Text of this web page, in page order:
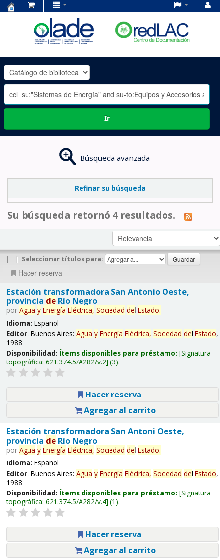
OLADE
-
Ir
Búsqueda avanzada
Refinar su búsqueda
Su búsqueda retornó 4 resultados.
| | Seleccionar títulos para:
Hacer reserva
Estación transformadora San Antonio Oeste,
provincia deRío Negro
por Agua y Energía Eléctrica, Sociedad del Estado.
Idioma: Español
Editor: Buenos Aires: Agua y Energía Eléctrica, Sociedad del Estado,
1988
Disponibilidad: Ítems disponibles para préstamo: Signatura
topográfica: 621.374.5/A282/v.2 (3).
Hacer reserva
Agregar al carrito
Estación transformadora San Antoni Oeste,
provincia deRío Negro
por Agua y Energía Eléctrica, Sociedad del Estado.
Idioma: Español
Editor: Buenos Aires: Agua y Energía Eléctrica, Sociedad del Estado,
1988
Disponibilidad: Ítems disponibles para préstamo: Signatura
topográfica: 621.374.5/A282/v.4 (1).
Hacer reserva
Agregar al carrito